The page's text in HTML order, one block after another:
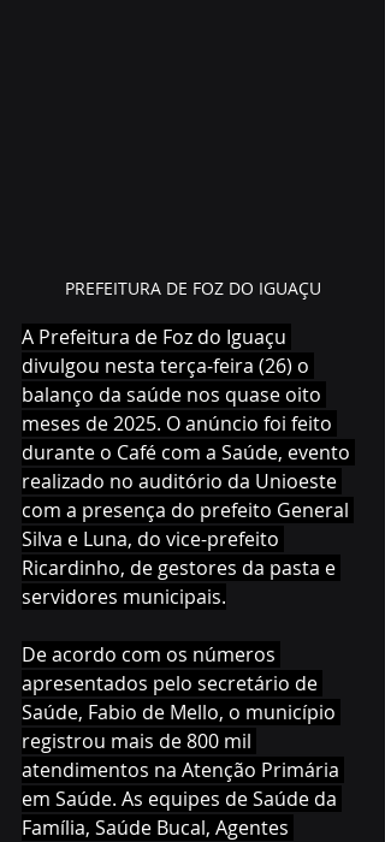
PREFEITURA DE FOZ DO IGUAÇU
A Prefeitura de Foz do Iguaçu
divulgou nesta terça-feira (26) o
balanço da saúde nos quase oito
meses de 2025. O anúncio foi feito
durante o Café com a Saúde, evento
realizado no auditório da Unioeste
com a presença do prefeito General
Silva e Luna, do vice-prefeito
Ricardinho, de gestores da pasta e
servidores municipais.
De acordo com os números
apresentados pelo secretário de
Saúde, Fabio de Mello, o município
registrou mais de 800 mil
atendimentos na Atenção Primária
em Saúde. As equipes de Saúde da
Família, Saúde Bucal, Agentes